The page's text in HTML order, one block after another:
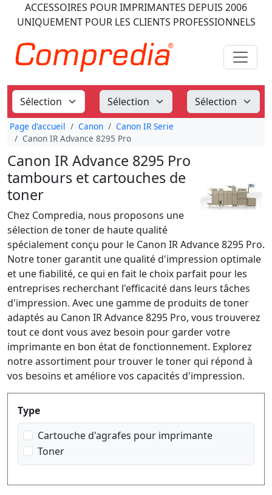
ACCESSOIRES POUR IMPRIMANTES DEPUIS 2006
UNIQUEMENT POUR LES CLIENTS PROFESSIONNELS
Page d'accueil Canon
Canon IR Serie
Canon IR Advance 8295 Pro
Canon IR Advance 8295 Pro
tambours et cartouches de
toner
Chez Compredia, nous proposons une
sélection de toner de haute qualité
spécialement conçu pour le Canon IR Advance 8295 Pro.
Notre toner garantit une qualité d'impression optimale
et une fiabilité, ce qui en fait le choix parfait pour les
entreprises recherchant l'efficacité dans leurs tâches
d'impression. Avec une gamme de produits de toner
adaptés au Canon IR Advance 8295 Pro, vous trouverez
tout ce dont vous avez besoin pour garder votre
imprimante en bon état de fonctionnement. Explorez
notre assortiment pour trouver le toner qui répond à
vos besoins et améliore vos capacités d'impression.
Produktfilter
Type
Cartouche d'agrafes pour imprimante
Toner